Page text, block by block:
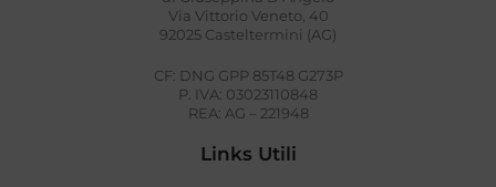
Via Vittorio Veneto, 40
92025 Casteltermini (AG)
CF: DNG GPP 85T48 G273P
P. IVA: 03023110848
REA: AG – 221948
Links Utili